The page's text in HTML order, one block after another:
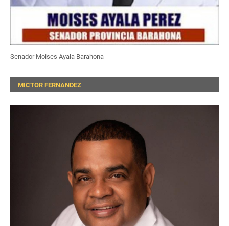
Senador Moises Ayala Barahona
MICTOR FERNANDEZ